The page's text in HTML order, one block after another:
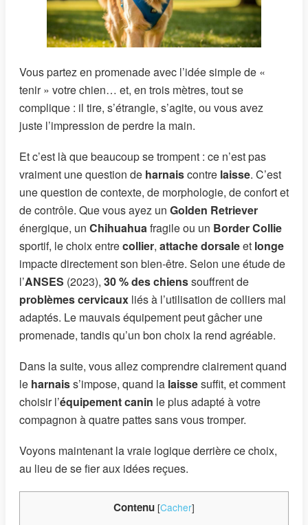
Vous partez en promenade avec l’idée simple de «
tenir » votre chien… et, en trois mètres, tout se
complique : il tire, s’étrangle, s’agite, ou vous avez
juste l’impression de perdre la main.
Et c’est là que beaucoup se trompent : ce n’est pas
vraiment une question de harnaiscontre laisse. C’est
une question de contexte, de morphologie, de confort et
de contrôle. Que vous ayez un Golden Retriever
énergique, un Chihuahuafragile ou un Border Collie
sportif, le choix entrecollier, attache dorsaleet longe
impacte directement son bien-être. Selon une étude de
l’ANSES (2023), 30 % des chienssouffrent de
problèmes cervicaux liés à l’utilisation de colliers mal
adaptés. Le mauvais équipement peut gâcher une
promenade, tandis qu’un bon choix la rend agréable.
Dans la suite, vous allez comprendre clairement quand
le harnaiss’impose, quand la laissesuffit, et comment
choisir l’équipement canin le plus adapté à votre
compagnon à quatre pattes sans vous tromper.
Voyons maintenant la vraie logique derrière ce choix,
au lieu de se fier aux idées reçues.
Contenu [Cacher]